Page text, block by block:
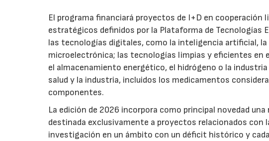
El programa financiará proyectos de I+D en cooperación
estratégicos definidos por la Plataforma de Tecnologías
las tecnologías digitales, como la inteligencia artificial,
microelectrónica; las tecnologías limpias y eficientes en
el almacenamiento energético, el hidrógeno o la
salud y la industria, incluidos los medicamentos
componentes.
La edición de 2026 incorpora como principal novedad
destinada exclusivamente a proyectos relacionados con
investigación en un ámbito con un déficit histórico y